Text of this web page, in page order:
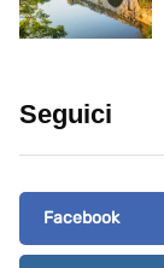
Seguici
Facebook